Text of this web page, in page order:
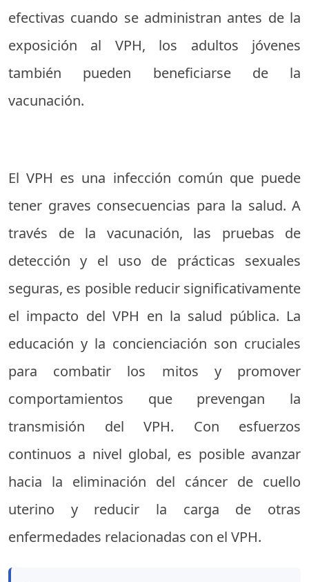
efectivas cuando se administran antes de la
exposición al VPH, los adultos jóvenes
también pueden beneficiarse de la
vacunación.
El VPH es una infección común que puede
tener graves consecuencias para la salud. A
través de la vacunación, las pruebas de
detección y el uso de prácticas sexuales
seguras, es posible reducir significativamente
el impacto del VPH en la salud pública. La
educación y la concienciación son cruciales
para combatir los mitos y promover
comportamientos que prevengan la
transmisión del VPH. Con esfuerzos
continuos a nivel global, es posible avanzar
hacia la eliminación del cáncer de cuello
uterino y reducir la carga de otras
enfermedades relacionadas con el VPH.